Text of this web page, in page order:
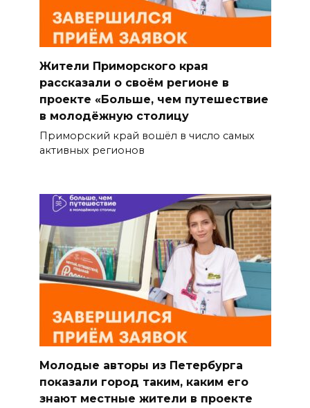
Жители Приморского края
рассказали о своём регионе в
проекте «Больше, чем путешествие
в молодёжную столицу
Приморский край вошёл в число самых
активных регионов
Молодые авторы из Петербурга
показали город таким, каким его
знают местные жители в проекте